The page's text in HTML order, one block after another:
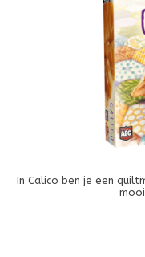
In Calico ben je een